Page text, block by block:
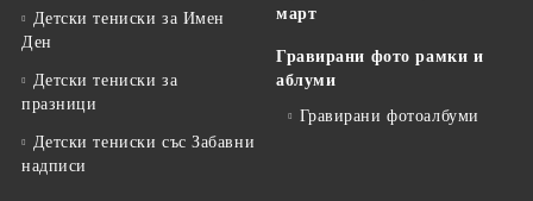
Детски тениски за Имен
Ден
Детски тениски за
празници
Детски тениски със Забавни
надписи
март
Гравирани фото рамки и
аблуми
Гравирани фотоалбуми